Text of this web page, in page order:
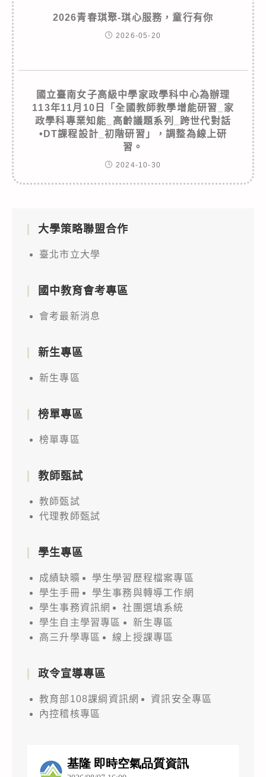
2026青春琪聚-琪心服務，童行有你
2026-05-20
國立臺南女子高級中學家政學科中心為辦理
113年11月10日「全國教師教學增能研習_家
政學科專業知能_高齡議題系列_跨世代對話
•DT課程設計_初階研習」，調整為線上研
習。
2024-10-30
大學策略聯盟合作
臺北市立大學
國中教育會考專區
會考最新消息
新生專區
新生專區
榜單專區
榜單專區
教師甄試
教師甄試
代理教師甄試
學生專區
成績缺曠
學生學習歷程檔案專區
學生手冊
學生事務與轉導工作網
學生事務資訊網
社團選填系統
學生自主學習專區
新生專區
高三升學專區
線上授課專區
政令宣導專區
教育部108課綱資訊網
資訊安全專區
內控稽核專區